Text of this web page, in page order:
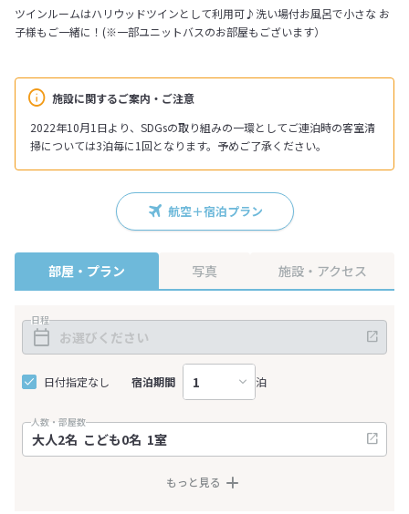
施設に関するご案内・ご注意
2022年10月1日より、SDGsの取り組みの一環としてご連泊時の客室清
掃については3泊毎に1回となります。予めご了承ください。
ツインルームはハリウッドツインとして利用可♪洗い場付お風呂で小さな お
子様もご一緒に！(※一部ユニットバスのお部屋もございます）
航空＋宿泊プラン
部屋・プラン 写真 施設・アクセス
日程
日付指定なし 宿泊期間 泊
人数・部屋数
もっと見る